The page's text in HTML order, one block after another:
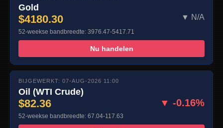
Gold
$4180.30 ▼ N/A
52-weekse bandbreedte: 3976.47-5417.71
Nu handelen
BIJGEWERKT: 07-AUG-2026 11:00
Oil (WTI Crude)
$82.36 ▼ -0.16%
52-weekse bandbreedte: 67.04-117.63